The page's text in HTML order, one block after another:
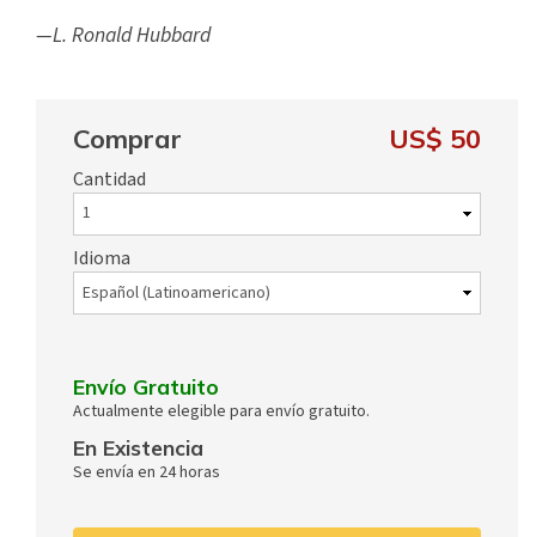
—L. Ronald Hubbard
Comprar US$ 50
Cantidad
Idioma
Envío Gratuito
Actualmente elegible para envío gratuito.
En Existencia
Se envía en 24 horas